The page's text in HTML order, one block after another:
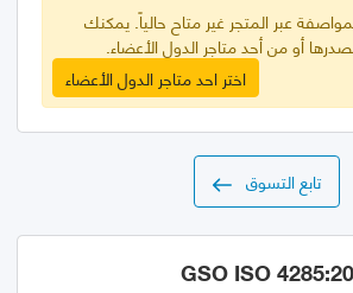
عبر المتجر غير متاح حالياً. يمكنك
أو من أحد متاجر الدول الأعضاء.
اختر احد متاجر الدول الأعضاء
تابع التسوق